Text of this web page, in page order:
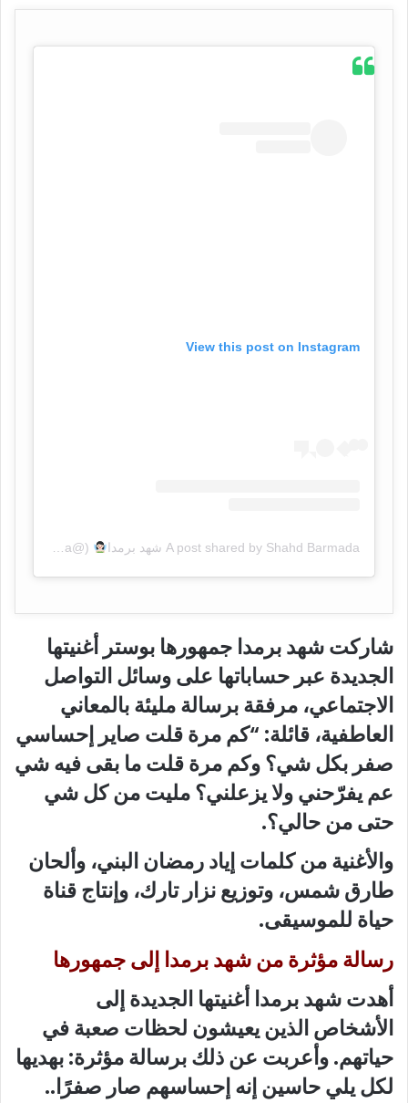
View this post on Instagram
A post shared by Shahd Barmada شهد برمدا (@shahdbarmada)
شاركت شهد برمدا جمهورها بوستر أغنيتها
الجديدة عبر حساباتها على وسائل التواصل
الاجتماعي، مرفقة برسالة مليئة بالمعاني
العاطفية، قائلة: “كم مرة قلت صاير إحساسي
صفر بكل شي؟ وكم مرة قلت ما بقى فيه شي
عم يفرّحني ولا يزعلني؟ مليت من كل شي
حتى من حالي؟.
والأغنية من كلمات إياد رمضان البني، وألحان
طارق شمس، وتوزيع نزار تارك، وإنتاج قناة
حياة للموسيقى.
رسالة مؤثرة من شهد برمدا إلى جمهورها
أهدت شهد برمدا أغنيتها الجديدة إلى
الأشخاص الذين يعيشون لحظات صعبة في
حياتهم. وأعربت عن ذلك برسالة مؤثرة: بهديها
لكل يلي حاسين إنه إحساسهم صار صفرًا..